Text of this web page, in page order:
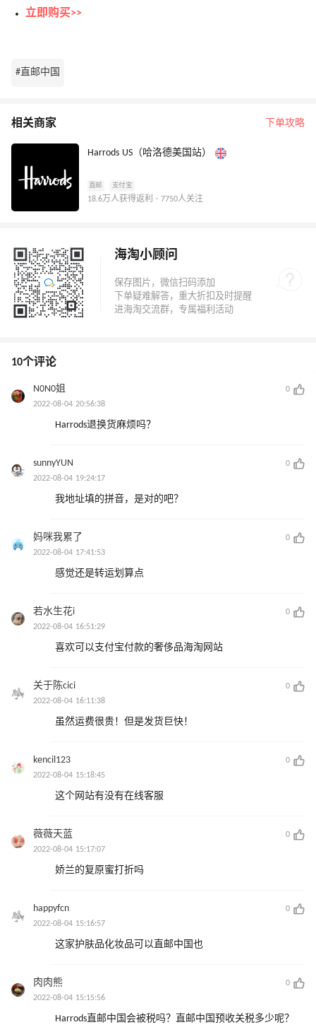
立即购买>>
#直邮中国
相关商家 下单攻略
Harrods US（哈洛德美国站）
直邮 支付宝
18.6万人获得返利 · 7750人关注
海淘小顾问
10个评论
N0N0姐
0
2022-08-04 20:56:38
Harrods退换货麻烦吗？
sunnyYUN
0
2022-08-04 19:24:17
我地址填的拼音，是对的吧？
妈咪我累了
0
2022-08-04 17:41:53
感觉还是转运划算点
若水生花i
0
2022-08-04 16:51:29
喜欢可以支付宝付款的奢侈品海淘网站
关于陈cici
0
2022-08-04 16:11:38
虽然运费很贵！但是发货巨快！
kencil123
0
2022-08-04 15:18:45
这个网站有没有在线客服
薇薇天蓝
0
2022-08-04 15:17:07
娇兰的复原蜜打折吗
happyfcn
0
2022-08-04 15:16:57
这家护肤品化妆品可以直邮中国也
肉肉熊
0
2022-08-04 15:15:56
Harrods直邮中国会被税吗？直邮中国预收关税多少呢？